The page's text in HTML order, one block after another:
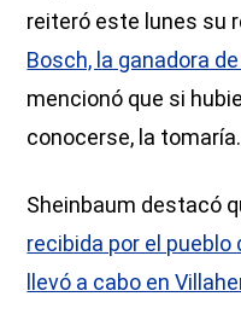
reiteró este lunes su
Bosch, la ganadora
mencionó que si
conocerse, la tomaría.
Sheinbaum destacó
recibida por el
llevó a cabo en